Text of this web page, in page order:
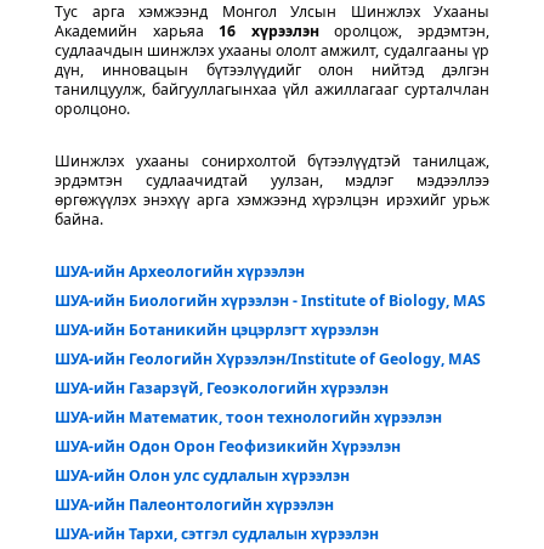
Тус арга хэмжээнд Монгол Улсын Шинжлэх Ухааны
Академийн харьяа 16 хүрээлэноролцож, эрдэмтэн,
судлаачдын шинжлэх ухааны ололт амжилт, судалгааны үр
дүн, инновацын бүтээлүүдийг олон нийтэд дэлгэн
танилцуулж, байгууллагынхаа үйл ажиллагааг сурталчлан
оролцоно.
Шинжлэх ухааны сонирхолтой бүтээлүүдтэй танилцаж,
эрдэмтэн судлаачидтай уулзан, мэдлэг мэдээллээ
өргөжүүлэх энэхүү арга хэмжээнд хүрэлцэн ирэхийг урьж
байна.
ШУА-ийн Археологийн хүрээлэн
ШУА-ийн Биологийн хүрээлэн - Institute of Biology, MAS
ШУА-ийн Ботаникийн цэцэрлэгт хүрээлэн
ШУА-ийн Геологийн Хүрээлэн/Institute of Geology, MAS
ШУА-ийн Газарзүй, Геоэкологийн хүрээлэн
ШУА-ийн Математик, тоон технологийн хүрээлэн
ШУА-ийн Одон Орон Геофизикийн Хүрээлэн
ШУА-ийн Олон улс судлалын хүрээлэн
ШУА-ийн Палеонтологийн хүрээлэн
ШУА-ийн Тархи, сэтгэл судлалын хүрээлэн